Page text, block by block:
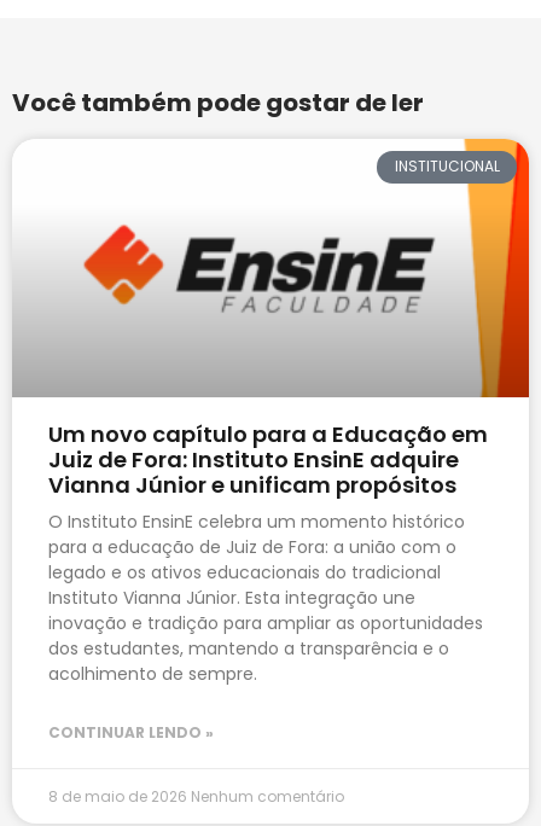
Você também pode gostar de ler
INSTITUCIONAL
Um novo capítulo para a Educação em
Juiz de Fora: Instituto EnsinE adquire
Vianna Júnior e unificam propósitos
O Instituto EnsinE celebra um momento histórico
para a educação de Juiz de Fora: a união com o
legado e os ativos educacionais do tradicional
Instituto Vianna Júnior. Esta integração une
inovação e tradição para ampliar as oportunidades
dos estudantes, mantendo a transparência e o
acolhimento de sempre.
CONTINUAR LENDO »
8 de maio de 2026 Nenhum comentário